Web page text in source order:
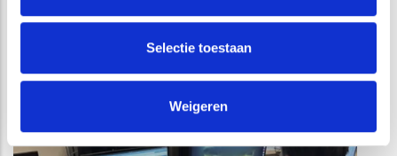
Selectie toestaan
Weigeren
GERELATEERDE PROJECTEN